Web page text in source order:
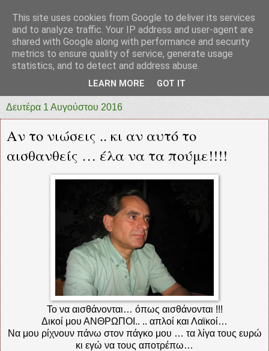
prototypia
"ΠΡΩΤΟΤΥΠΙΑ" * ΑΝΕΞΑΡΤΗΤΗ-ΗΛΕΚΤΡΟΝΙΚΗ-
Δευτέρα 1 Αυγούστου 2016
Αν το νιώσεις .. κι αν αυτό το
αισθανθείς … έλα να τα πούμε!!!!
Το να αισθάνονται… όπως αισθάνονται !!!
Δικοί μου ΑΝΘΡΩΠΟΙ.. .. απλοί και Λαϊκοί…
Να μου ρίχνουν πάνω στον πάγκο μου … τα λίγα τους ευρώ
κι εγώ να τους αποτρέπω…
This site uses cookies from Google to deliver its services
and to analyze traffic. Your IP address and user-agent are
shared with Google along with performance and security
metrics to ensure quality of service, generate usage
statistics, and to detect and address abuse.
LEARN MORE GOT IT